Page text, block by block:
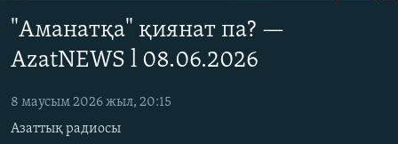
main
Skip
ҚАҢТАР ОҚИҒАСЫ
АДАМ ҚҰҚЫҚТАРЫ
ӘЛЕУМЕТ
ӘЛЕМ
"Аманатқа" қиянат па? —
AzatNEWS l 08.06.2026
8 маусым 2026 жыл, 20:15
Азаттық радиосы